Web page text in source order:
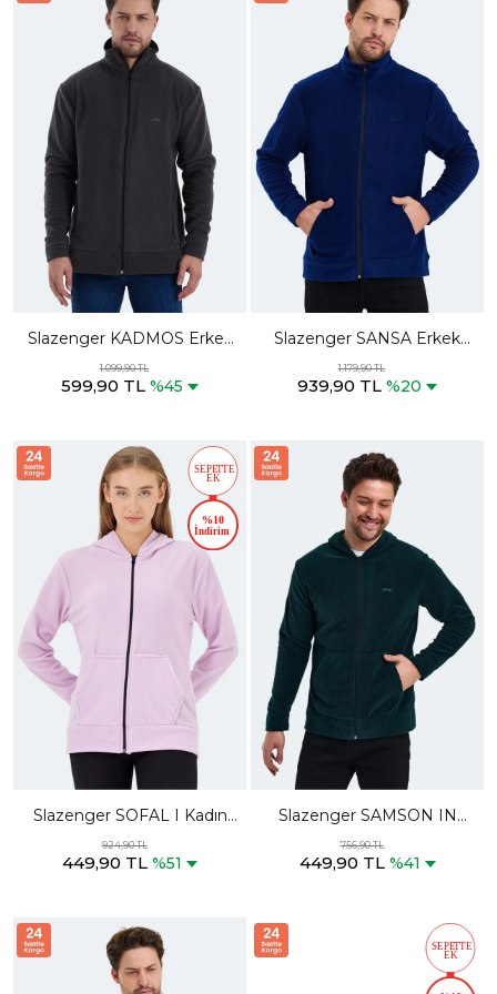
Slazenger KADMOS Erkek
Fermuarlı Dik Yaka Cepli
Koyu Gri Polar
1.099,90 TL
599,90 TL %45
Slazenger SANSA Erkek
Fermuarlı Dik Yaka Cepli
Lacivert Polar
1.179,90 TL
939,90 TL %20
Slazenger SOFAL I Kadın
Fermuarlı Kapüşonlu Cepli
Lila Polar
924,90 TL
449,90 TL %51
Slazenger SAMSON IN
Erkek Fermuarlı Kapüşonlu
Cepli Koyu Yeşil Polar
756,90 TL
449,90 TL %41